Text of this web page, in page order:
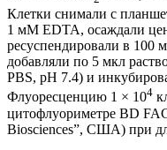
Клетки снимали с
1 мМ EDTA, осаждали
ресуспендировали в 100
добавляли по 5 мкл
PBS, рН 7.4) и
Флуоресценцию 1 × 104
цитофлуориметре BD
Biosciences”, США) при